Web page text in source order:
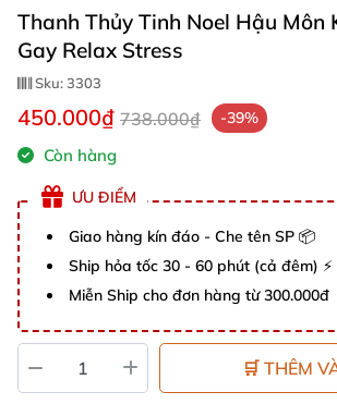
Thanh Thủy Tinh Noel Hậu Môn
Gay Relax Stress
Sku:3303
450.000₫ 738.000₫ -39%
Còn hàng
ƯU ĐIỂM
Giao hàng kín đáo - Che tên SP 📦
Ship hỏa tốc 30 - 60 phút (cả đêm) ⚡
Miễn Ship cho đơn hàng từ 300.000đ
🛒 THÊM